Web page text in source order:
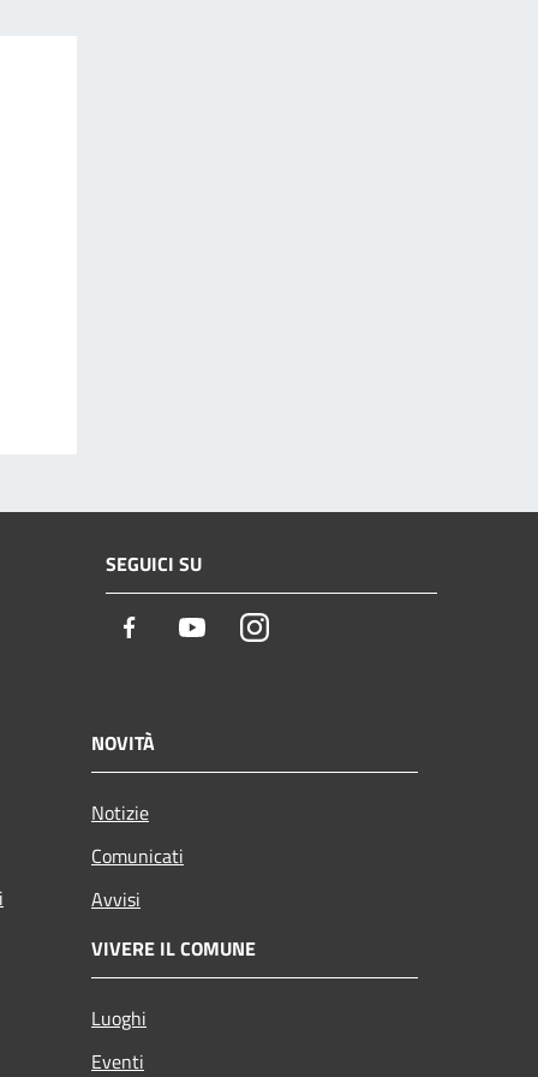
SEGUICI SU
Facebook YoutubeInstagram
NOVITÀ
Notizie
Comunicati
Avvisi
VIVERE IL COMUNE
Luoghi
Eventi